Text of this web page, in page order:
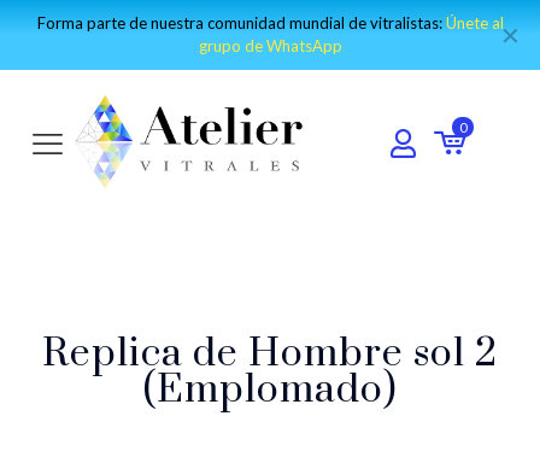
Forma parte de nuestra comunidad mundial de vitralistas:Únete al
grupo de WhatsApp
✕
0
Replica de Hombre sol 2
(Emplomado)